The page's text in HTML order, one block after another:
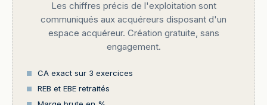
Les chiffres précis de l'exploitation sont
communiqués aux acquéreurs disposant d'un
espace acquéreur. Création gratuite, sans
engagement.
CA exact sur 3 exercices
REB et EBE retraités